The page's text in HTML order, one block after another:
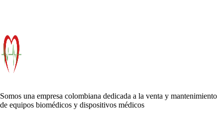
Somos una empresa colombiana dedicada a la venta y mantenimiento
de equipos biomédicos y dispositivos médicos